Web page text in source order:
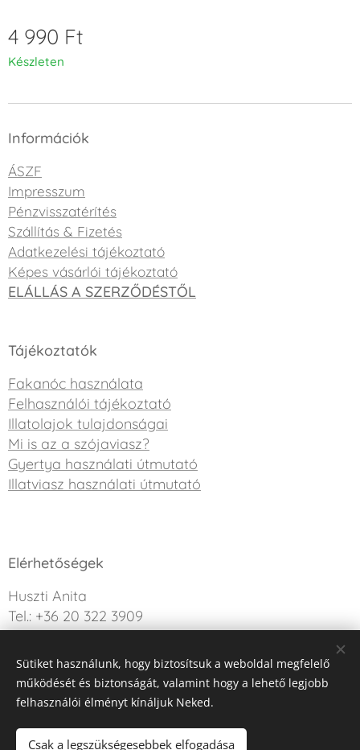
4 990 Ft
Készleten
Információk
ÁSZF
Impresszum
Pénzvisszatérítés
Szállítás & Fizetés
Adatkezelési tájékoztató
Képes vásárlói tájékoztató
ELÁLLÁS A SZERZŐDÉSTŐL
Tájékoztatók
Fakanóc használata
Felhasználói tájékoztató
Illatolajok tulajdonságai
Mi is az a szójaviasz?
Gyertya használati útmutató
Illatviasz használati útmutató
Elérhetőségek
Huszti Anita
Tel.: +36 20 322 3909
Kérdésed van? Írj nekünk!
Az oldalt a Webnode működteti
Sütiket használunk, hogy biztosítsuk a weboldal megfelelő
működését és biztonságát, valamint hogy a lehető legjobb
felhasználói élményt kínáljuk Neked.
Csak a legszükségesebbek elfogadása